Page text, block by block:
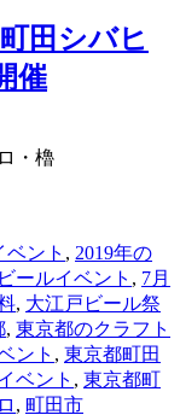
田シバヒ
催
ベント , 2019年の
ールイベント , 7月
, 大江戸ビール祭
, 東京都のクラフト
ント , 東京都町田
ベント , 東京都町
, 町田市